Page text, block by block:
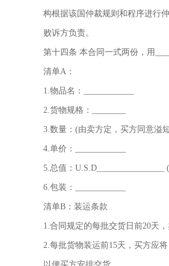
构根据该国仲裁规则和程序进行
败诉方负责。
第十四条 本合同一式两份，用
清单A：
1.物品名：____________
2.货物规格：________
3.数量：(由卖方定，买方同意溢
4.单价：____________
5.总值：
6.包装：____________
清单B：装运条款
1.合同规定的每批交货日前20天
2.每批货物装运前15天，买方应